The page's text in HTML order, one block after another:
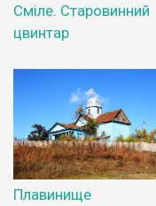
Сміле. Старовинний
цвинтар
Плавинище